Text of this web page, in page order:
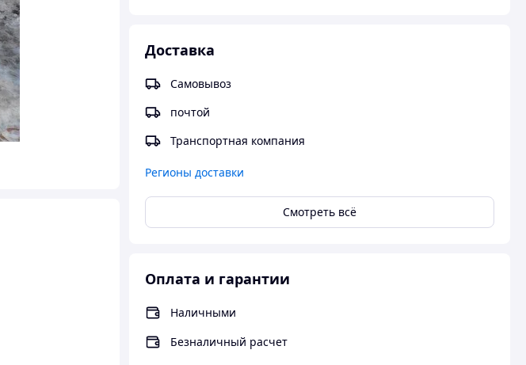
Доставка
Самовывоз
почтой
Транспортная компания
Регионы доставки
Смотреть всё
Оплата и гарантии
Наличными
Безналичный расчет